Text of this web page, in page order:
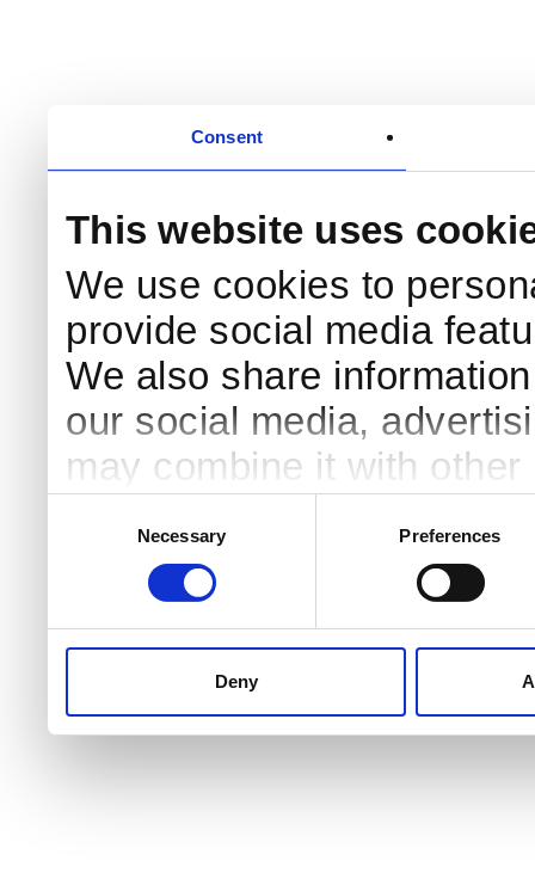
Consent
This website uses
We use cookies to
provide social media
We also share
our social media,
may combine it with
services.
Necessary Preferences
Deny